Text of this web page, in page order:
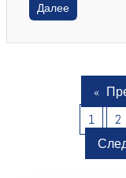
Далее
«
1
2